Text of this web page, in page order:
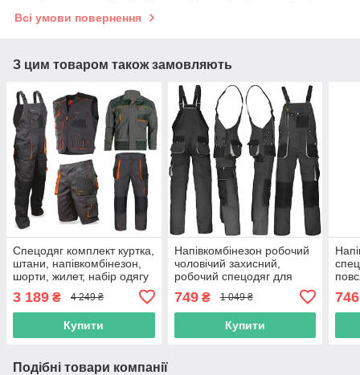
Всі умови повернення
З цим товаром також замовляють
Спецодяг комплект куртка,
штани, напівкомбінезон,
шорти, жилет, набір одягу
роба
3 189 ₴ 4 249 ₴
Купити
Напівкомбінезон робочий
чоловічий захисний,
робочий спецодяг для
працівника, чоловіча роба
спецівка, польша reis
749₴ 1 049 ₴
Купити
746
Подібні товари компанії